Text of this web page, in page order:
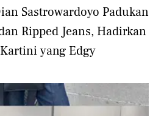
Sastrowardoyo Padukan
Ripped Jeans, Hadirkan
yang Edgy